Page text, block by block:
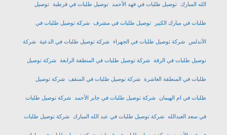
الله المبارك توصيل طلبات في فهد الأحمد توصيل طلبات في قرطبة توصيل
طلبات في مبارك الكبير توصيل طلبات في مشرف شركة توصيل طلبات في
الأندلس شركة توصيل طلبات في الجهراء شركة توصيل طلبات في الدعية شركة
توصيل طلبات في الرقة شركة توصيل طلبات في المنطقة الرابعة شركة توصيل
طلبات في المنطقة العاشرة شركة توصيل طلبات في المنقف شركة توصيل
طلبات في ام الهيمان شركة توصيل طلبات في جابر الأحمد شركة توصيل طلبات
في سعد العبدالله شركة توصيل طلبات في عبد الله المبارك شركة توصيل طلبات